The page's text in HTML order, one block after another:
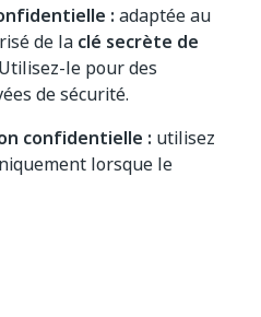
: adaptée au
de la clé secrète de
le pour des
de sécurité.
confidentielle : utilisez
lorsque le